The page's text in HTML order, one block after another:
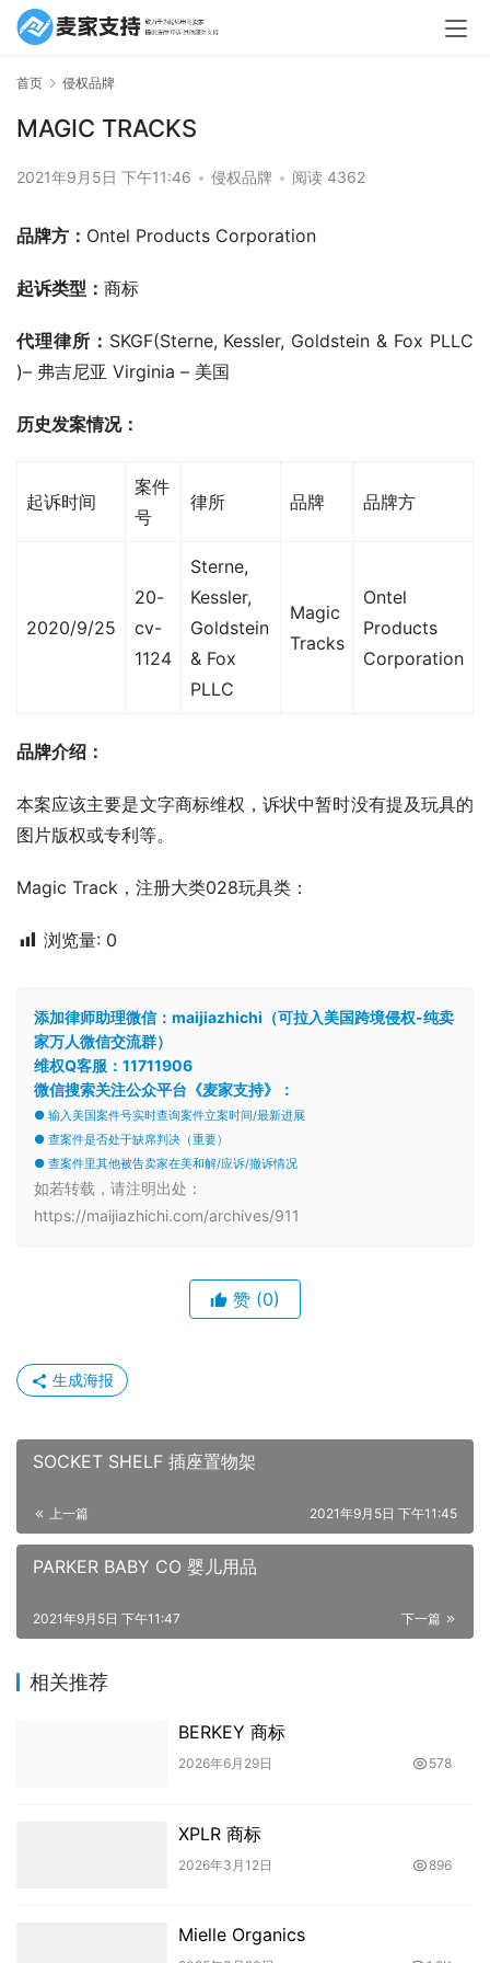
首页 侵权品牌
MAGIC TRACKS
2021年9月5日 下午11:46 • 侵权品牌 • 阅读 4362
品牌方： Ontel Products Corporation
起诉类型： 商标
代理律所： SKGF(Sterne, Kessler, Goldstein & Fox PLLC
)– 弗吉尼亚 Virginia – 美国
历史发案情况：
起诉时间
案件
号
律所 品牌 品牌方
2020/9/25
20-
cv-
1124
Sterne,
Kessler,
Goldstein
& Fox
PLLC
Magic
Tracks
Ontel
Products
Corporation
品牌介绍：
本案应该主要是文字商标维权，诉状中暂时没有提及玩具的
图片版权或专利等。
Magic Track，注册大类028玩具类：
浏览量: 0
添加律师助理微信：maijiazhichi（可拉入美国跨境侵权-纯卖
家万人微信交流群）
维权Q客服：11711906
微信搜索关注公众平台《麦家支持》：
● 输入美国案件号实时查询案件立案时间/最新进展
● 查案件是否处于缺席判决（重要）
● 查案件里其他被告卖家在美和解/应诉/撤诉情况
如若转载，请注明出处：
https://maijiazhichi.com/archives/911
赞 (0)
生成海报
SOCKET SHELF 插座置物架
上一篇 2021年9月5日 下午11:45
PARKER BABY CO 婴儿用品
下一篇
2021年9月5日 下午11:47
相关推荐
BERKEY 商标
2026年6月29日 578
XPLR 商标
2026年3月12日 896
Mielle Organics